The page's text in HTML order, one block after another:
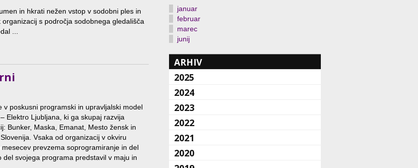
in hkrati nežen vstop v sodobni ples in
s področja sodobnega gledališča
...
v poskusni programski in upravljalski model
Elektro Ljubljana, ki ga skupaj razvija
Bunker, Maska, Emanat, Mesto žensk in
Vsaka od organizacij v okviru
prevzema soprogramiranje in del
del svojega programa predstavil v maju in
januar
februar
marec
junij
ARHIV
2025
2024
2023
2022
2021
2020